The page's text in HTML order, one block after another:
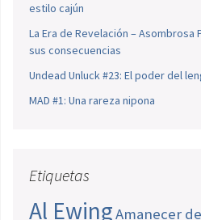
estilo cajún
La Era de Revelación – Asombrosa
sus consecuencias
Undead Unluck #23: El poder del
MAD #1: Una rareza nipona
Etiquetas
Al EwingAmanecer